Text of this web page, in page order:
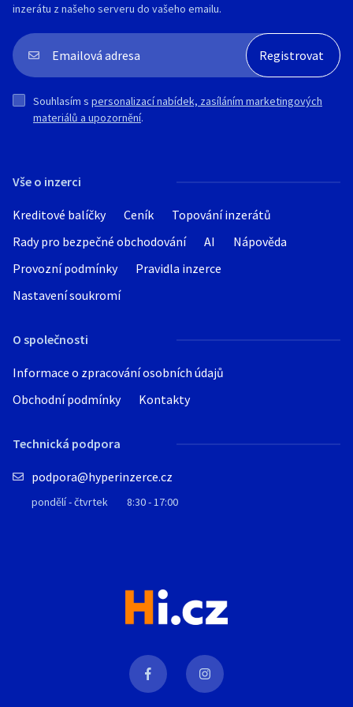
Vše o inzerci
Kreditové balíčky Ceník
Topování inzerátů
Rady pro bezpečné obchodování
AI
Nápověda
Provozní podmínky
Pravidla inzerce
Nastavení soukromí
O společnosti
Informace o zpracování osobních údajů
Obchodní podmínky
Kontakty
Technická podpora
podpora@hyperinzerce.cz
pondělí - čtvrtek 8:30 - 17:00
inzerátu z našeho serveru do vašeho emailu.
Souhlasím s personalizací nabídek, zasíláním marketingových
materiálů a upozornění.